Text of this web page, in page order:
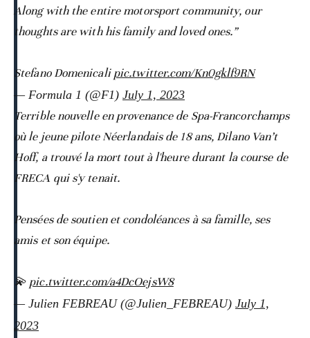
Along with the entire motorsport community, our
thoughts are with his family and loved ones.”
Stefano Domenicalipic.twitter.com/Kn0gklf9RN
— Formula 1 (@F1) July 1, 2023
Terrible nouvelle en provenance de Spa-Francorchamps
où le jeune pilote Néerlandais de 18 ans, Dilano Van’t
Hoff, a trouvé la mort tout à l'heure durant la course de
FRECA qui s'y tenait.
Pensées de soutien et condoléances à sa famille, ses
amis et son équipe.
💫 pic.twitter.com/a4DcOejsW8
— Julien FEBREAU (@Julien_FEBREAU) July 1,
2023